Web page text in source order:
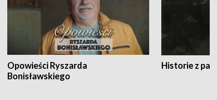
Opowieści Ryszarda
Bonisławskiego
Historie z